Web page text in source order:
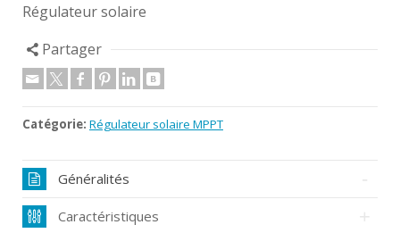
Régulateur solaire
Partager
Catégorie: Régulateur solaire MPPT
Généralités
Caractéristiques